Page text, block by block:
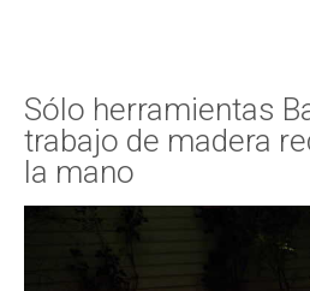
Sólo herramientas
trabajo de madera
la mano